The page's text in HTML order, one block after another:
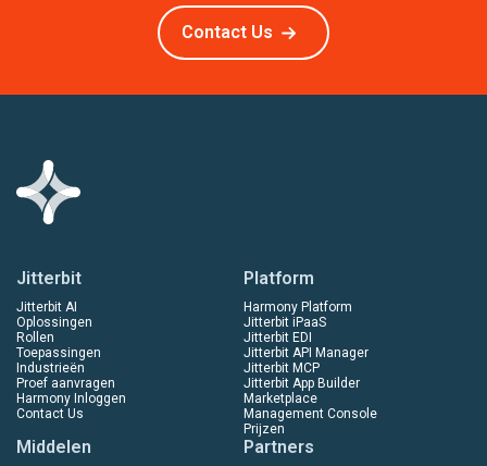
Contact Us
Jitterbit
Jitterbit AI
Oplossingen
Rollen
Toepassingen
Industrieën
Proef aanvragen
Harmony Inloggen
Contact Us
Platform
Harmony Platform
Jitterbit iPaaS
Jitterbit EDI
Jitterbit API Manager
Jitterbit MCP
Jitterbit App Builder
Marketplace
Management Console
Prijzen
Middelen Partners